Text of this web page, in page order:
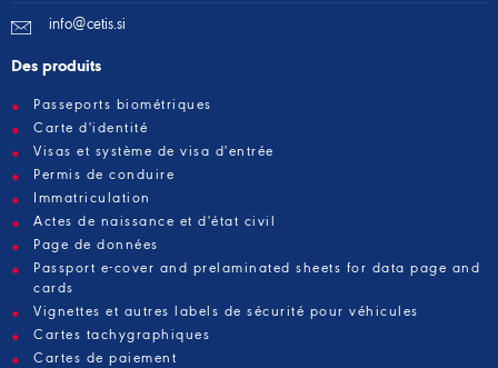
info@cetis.si
Des produits
Passeports biométriques
Carte d'identité
Visas et système de visa d'entrée
Permis de conduire
Immatriculation
Actes de naissance et d'état civil
Page de données
Passport e-cover and prelaminated sheets for data page and
cards
Vignettes et autres labels de sécurité pour véhicules
Cartes tachygraphiques
Cartes de paiement